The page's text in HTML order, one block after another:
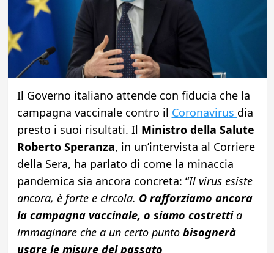
Il Governo italiano attende con fiducia che la
campagna vaccinale contro il Coronavirus dia
presto i suoi risultati. Il Ministro della Salute
Roberto Speranza, in un’intervista al Corriere
della Sera, ha parlato di come la minaccia
pandemica sia ancora concreta: “Il virus esiste
ancora, è forte e circola. O rafforziamo ancora
la campagna vaccinale, o siamo costrettia
immaginare che a un certo puntobisognerà
usare le misure del passato